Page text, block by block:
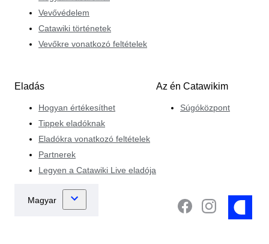
Vevővédelem
Catawiki történetek
Vevőkre vonatkozó feltételek
Eladás
Hogyan értékesíthet
Tippek eladóknak
Eladókra vonatkozó feltételek
Partnerek
Legyen a Catawiki Live eladója
Az én Catawikim
Súgóközpont